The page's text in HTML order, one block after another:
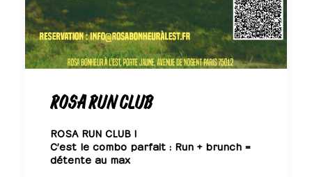
ROSA RUN CLUB
ROSA RUN CLUB !
C’est le combo parfait : Run + brunch =
détente au max